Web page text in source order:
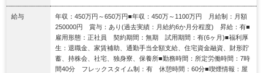
給与
年収：450万円～650万円■年収：450万～1100万円 月給制：月額
250000円 賞与：あり(過去実績：月給約6か月分程度) 昇給：有■
雇用形態：正社員 契約期間：無期 試用期間：有(6ヶ月)■福利厚
生：退職金、家賃補助、通勤手当全額支給、住宅資金融資、財形貯
蓄、持株会、社宅、独身寮、保養所■勤務時間：所定労働時間：7時
間40分 フレックスタイム制：有 休憩時間：60分■喫煙情報：屋